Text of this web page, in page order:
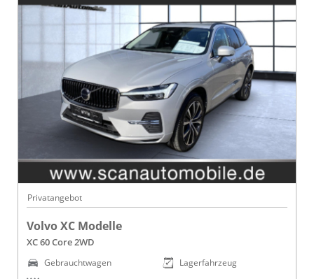
Privatangebot
Volvo XC Modelle
XC 60 Core 2WD
Gebrauchtwagen
Lagerfahrzeug